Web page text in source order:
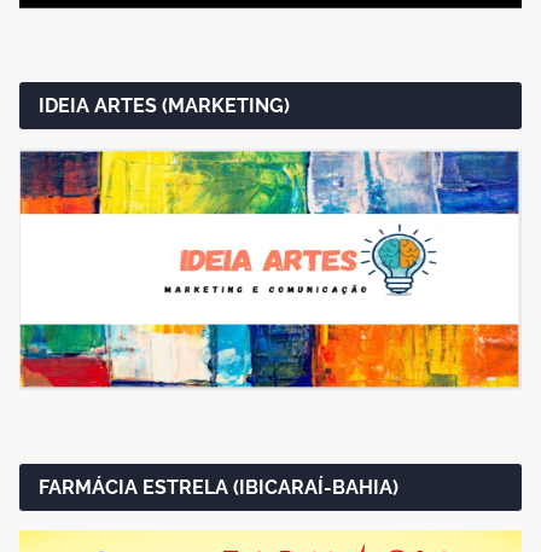
IDEIA ARTES (MARKETING)
FARMÁCIA ESTRELA (IBICARAÍ-BAHIA)